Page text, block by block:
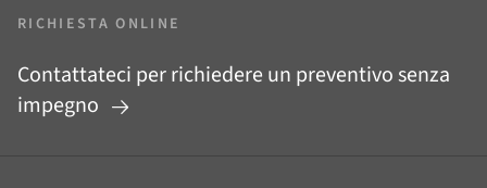
RICHIESTA ONLINE
Contattateci per richiedere un preventivo senza
impegno